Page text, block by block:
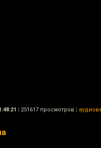
| 251617 просмотров |